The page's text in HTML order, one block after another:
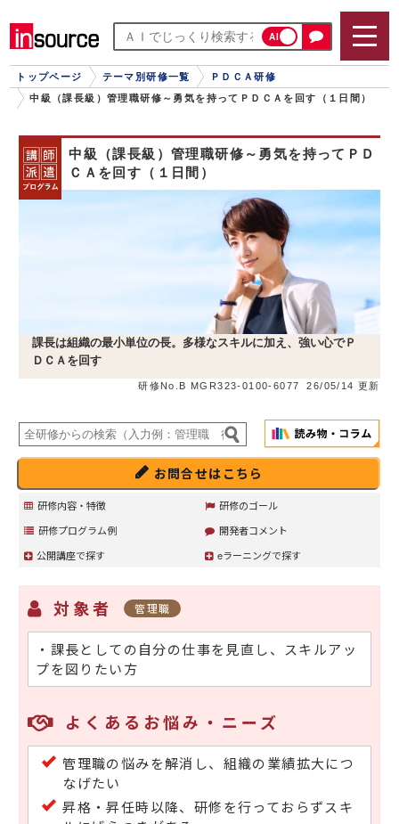
AI
トップページ テーマ別研修一覧
ＰＤＣＡ研修
中級（課長級）管理職研修～勇気を持ってＰＤＣＡを回す（１日間）
中級（課長級）管理職研修～勇気を持ってＰＤ
ＣＡを回す（１日間）
課長は組織の最小単位の長。多様なスキルに加え、強い心でＰ
ＤＣＡを回す
研修No.B MGR323-0100-6077 26/05/14 更新
お問合せはこちら
研修内容・特徴
研修のゴール
研修プログラム例
開発者コメント
公開講座で探す
eラーニングで探す
対象者 管理職
・課長としての自分の仕事を見直し、スキルアッ
プを図りたい方
よくあるお悩み・ニーズ
管理職の悩みを解消し、組織の業績拡大につ
なげたい
昇格・昇任時以降、研修を行っておらずスキ